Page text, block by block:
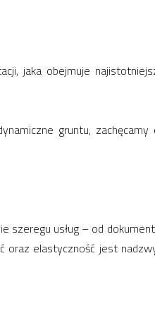
jaka obejmuje
gruntu,
usług – od
elastyczność jest